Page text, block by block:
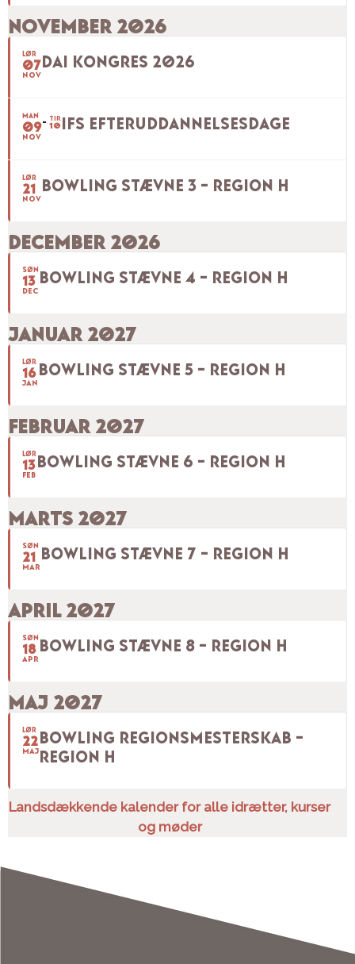
NOVEMBER 2026
LØR
07
NOV
DAI KONGRES 2026
MAN
09
NOV
TIR
10 IFS EFTERUDDANNELSESDAGE
LØR
21
NOV
BOWLING STÆVNE 3 – REGION H
DECEMBER 2026
SØN
13
DEC
BOWLING STÆVNE 4 – REGION H
JANUAR 2027
LØR
16
JAN
BOWLING STÆVNE 5 – REGION H
FEBRUAR 2027
LØR
13
FEB
BOWLING STÆVNE 6 – REGION H
MARTS 2027
SØN
21
MAR
BOWLING STÆVNE 7 – REGION H
APRIL 2027
SØN
18
APR
BOWLING STÆVNE 8 – REGION H
MAJ 2027
LØR
22
MAJ
BOWLING REGIONSMESTERSKAB –
REGION H
Landsdækkende kalender for alle idrætter, kurser
og møder